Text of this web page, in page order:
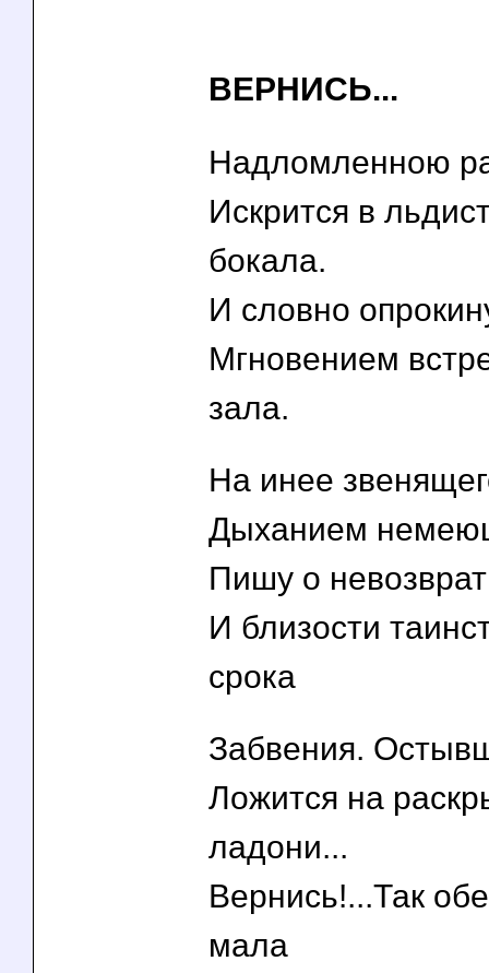
ВЕРНИСЬ...
Надломленною
Искрится в
бокала.
И словно
Мгновением
зала.
На инее
Дыханием
Пишу о
И близости
срока
Забвения.
Ложится на
ладони...
Вернись!...Так
мала